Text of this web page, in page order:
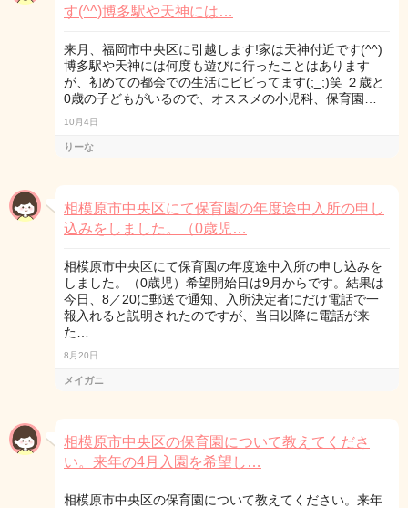
す(^^)博多駅や天神には…
来月、福岡市中央区に引越します!家は天神付近です(^^)
博多駅や天神には何度も遊びに行ったことはあります
が、初めての都会での生活にビビってます(;_;)笑 ２歳と
0歳の子どもがいるので、オススメの小児科、保育園…
10月4日
りーな
相模原市中央区にて保育園の年度途中入所の申し
込みをしました。（0歳児…
相模原市中央区にて保育園の年度途中入所の申し込みを
しました。（0歳児）希望開始日は9月からです。結果は
今日、8／20に郵送で通知、入所決定者にだけ電話で一
報入れると説明されたのですが、当日以降に電話が来
た…
8月20日
メイガニ
相模原市中央区の保育園について教えてくださ
い。来年の4月入園を希望し…
相模原市中央区の保育園について教えてください。来年